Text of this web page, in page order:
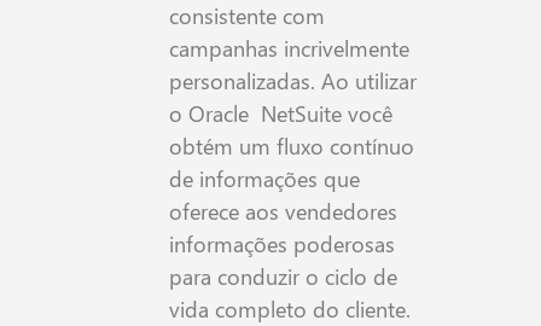
consistente com
campanhas incrivelmente
personalizadas. Ao utilizar
o Oracle NetSuite você
obtém um fluxo contínuo
de informações que
oferece aos vendedores
informações poderosas
para conduzir o ciclo de
vida completo do cliente.